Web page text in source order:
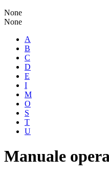
None
None
A
B
C
D
E
I
M
O
S
T
U
Manuale